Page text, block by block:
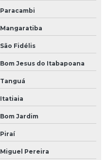
Paracambi
Mangaratiba
São Fidélis
Bom Jesus do Itabapoana
Tanguá
Itatiaia
Bom Jardim
Piraí
Miguel Pereira